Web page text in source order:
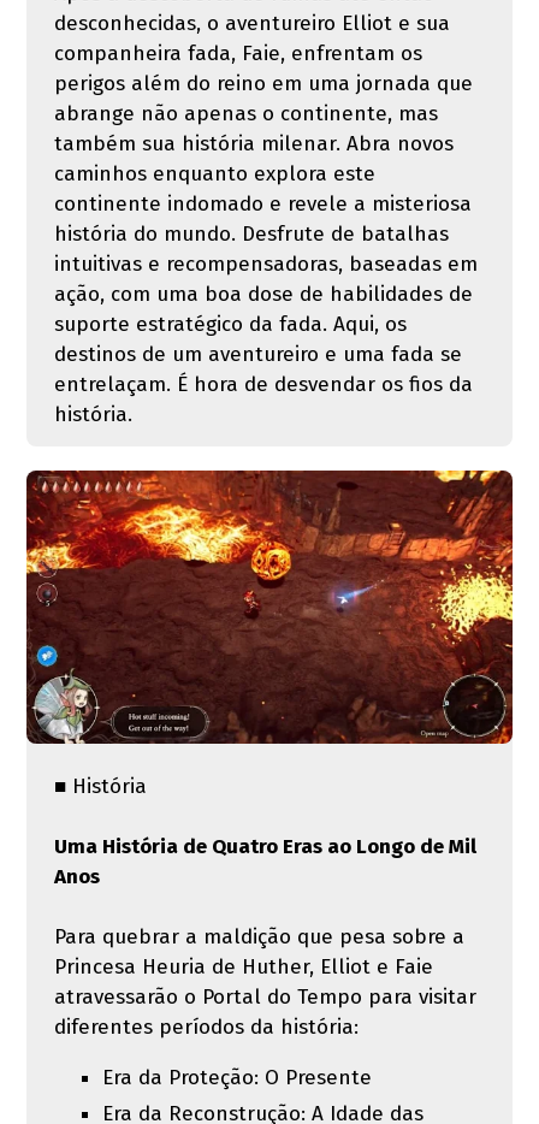
desconhecidas, o aventureiro Elliot e sua
companheira fada, Faie, enfrentam os
perigos além do reino em uma jornada que
abrange não apenas o continente, mas
também sua história milenar. Abra novos
caminhos enquanto explora este
continente indomado e revele a misteriosa
história do mundo. Desfrute de batalhas
intuitivas e recompensadoras, baseadas em
ação, com uma boa dose de habilidades de
suporte estratégico da fada. Aqui, os
destinos de um aventureiro e uma fada se
entrelaçam. É hora de desvendar os fios da
história.
■ História
Uma História de Quatro Eras ao Longo de Mil
Anos
Para quebrar a maldição que pesa sobre a
Princesa Heuria de Huther, Elliot e Faie
atravessarão o Portal do Tempo para visitar
diferentes períodos da história:
Era da Proteção: O Presente
Era da Reconstrução: A Idade das